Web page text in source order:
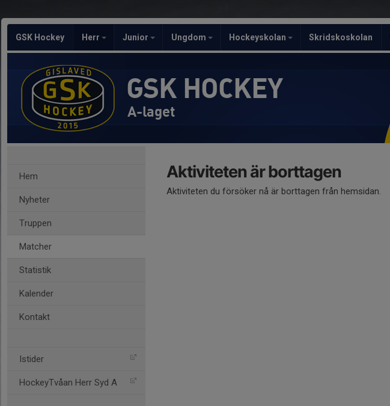
GSK Hockey Herr Junior Ungdom Hockeyskolan Skridskoskolan
GSK HOCKEY
A-laget
Hem
Nyheter
Truppen
Matcher
Statistik
Kalender
Kontakt
Istider
HockeyTvåan Herr Syd A
Aktiviteten är borttagen
Aktiviteten du försöker nå är borttagen från hemsidan.